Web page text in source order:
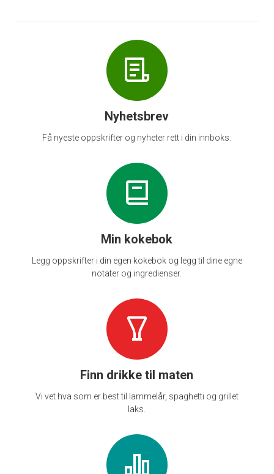
Nyhetsbrev
Få nyeste oppskrifter og nyheter rett i din innboks.
Min kokebok
Legg oppskrifter i din egen kokebok og legg til dine egne
notater og ingredienser.
Finn drikke til maten
Vi vet hva som er best til lammelår, spaghetti og grillet
laks.